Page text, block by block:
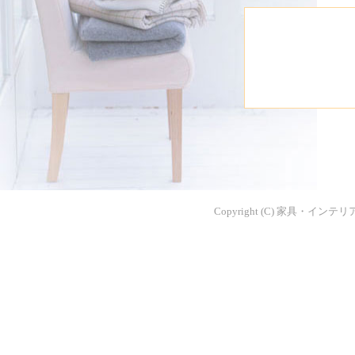
Copyright (C) 家具・インテリ